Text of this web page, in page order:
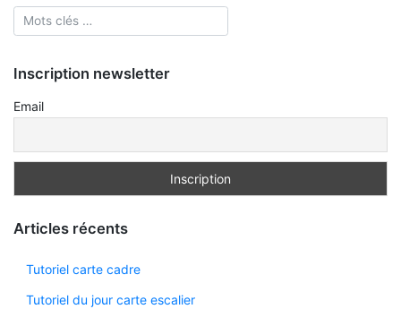
Inscription newsletter
Email
Articles récents
Tutoriel carte cadre
Tutoriel du jour carte escalier